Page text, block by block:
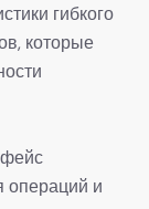
гибкого
которые
операций и